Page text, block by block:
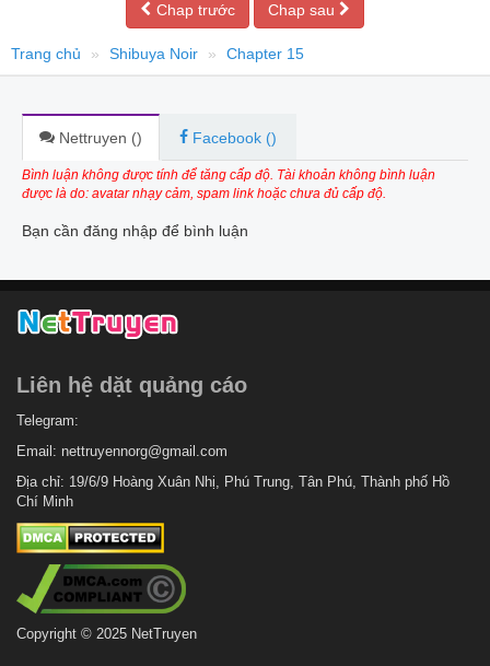
Chap trước Chap sau
Trang chủ Shibuya Noir Chapter 15
Nettruyen () Facebook ()
Bình luận không được tính để tăng cấp độ. Tài khoản không bình luận
được là do: avatar nhạy cảm, spam link hoặc chưa đủ cấp độ.
Bạn cần đăng nhập để bình luận
Liên hệ dặt quảng cáo
Telegram:
Email: nettruyennorg@gmail.com
Địa chỉ: 19/6/9 Hoàng Xuân Nhị, Phú Trung, Tân Phú, Thành phố Hồ
Chí Minh
Copyright © 2025 NetTruyen